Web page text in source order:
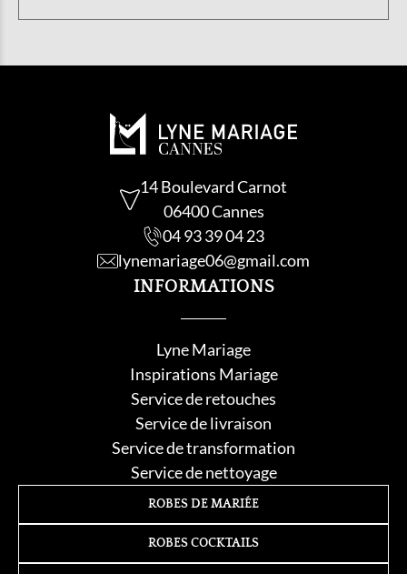
14 Boulevard Carnot
06400 Cannes
04 93 39 04 23
lynemariage06@gmail.com
INFORMATIONS
Lyne Mariage
Inspirations Mariage
Service de retouches
Service de livraison
Service de transformation
Service de nettoyage
ROBES DE MARIÉE
ROBES COCKTAILS